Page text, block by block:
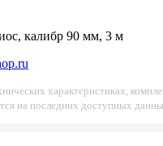
калибр 90 мм, 3 м
характеристиках,
на последних доступных